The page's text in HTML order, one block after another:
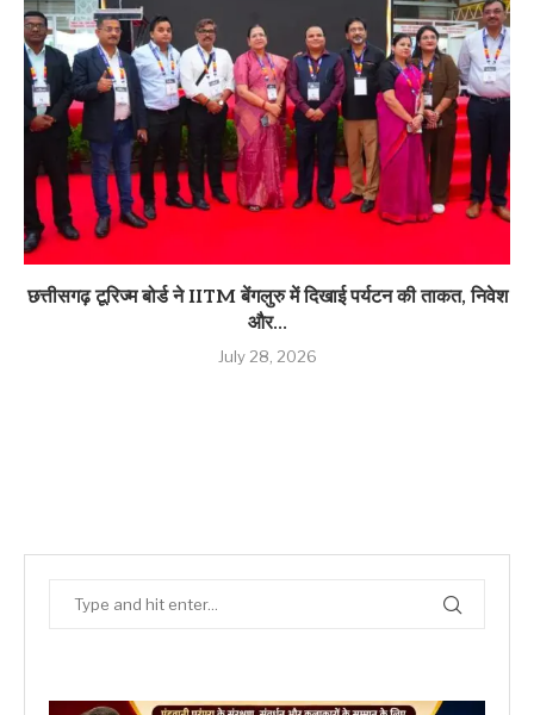
छत्तीसगढ़ टूरिज्म बोर्ड ने IITM बेंगलुरु में दिखाई पर्यटन की ताकत, निवेश
और...
July 28, 2026